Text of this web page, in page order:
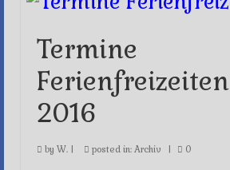
Termine
Ferienfreizeiten
2016
by W. | posted in: Archiv | 0